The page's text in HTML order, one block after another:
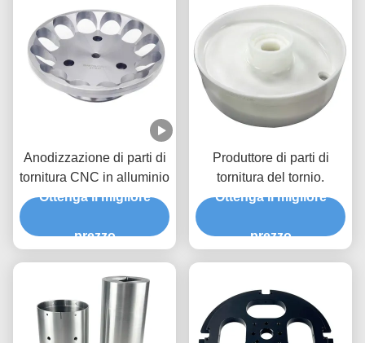
Anodizzazione di parti di
tornitura CNC in alluminio
Ottenga il migliore
prezzo
Produttore di parti di
tornitura del tornio.
Ottenga il migliore
prezzo